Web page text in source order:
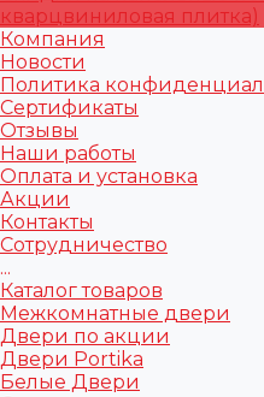
кварцвиниловая плитка)
Компания
Новости
Политика
Сертификаты
Отзывы
Наши работы
Оплата и установка
Акции
Контакты
Сотрудничество
...
Каталог товаров
Межкомнатные двери
Двери по акции
Двери Portika
Белые Двери